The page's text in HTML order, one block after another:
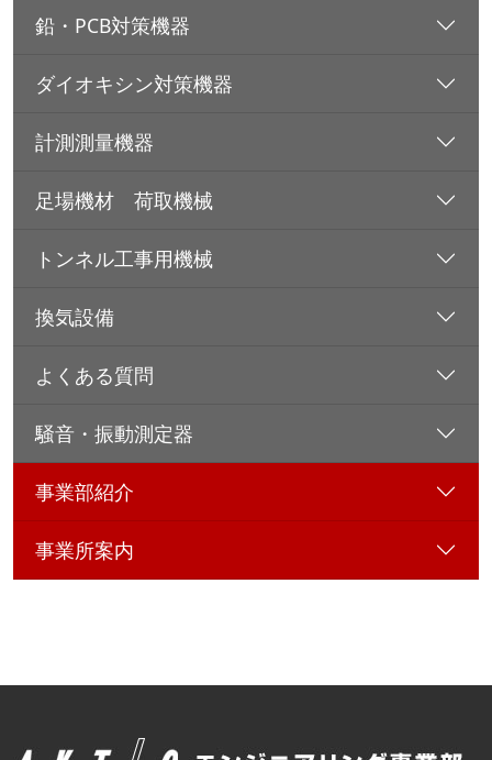
鉛・PCB対策機器
ダイオキシン対策機器
計測測量機器
足場機材 荷取機械
トンネル工事用機械
換気設備
よくある質問
騒音・振動測定器
事業部紹介
事業所案内